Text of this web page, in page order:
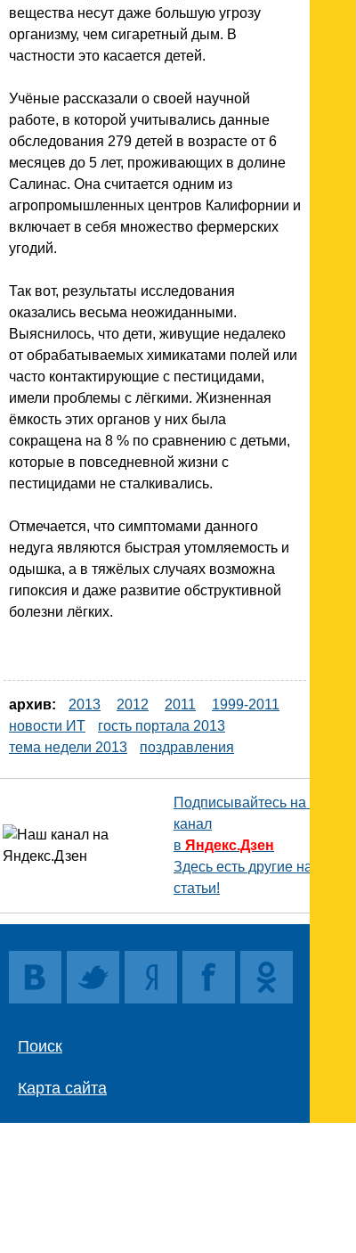
вещества несут даже большую угрозу
организму, чем сигаретный дым. В
частности это касается детей.
Учёные рассказали о своей научной
работе, в которой учитывались данные
обследования 279 детей в возрасте от 6
месяцев до 5 лет, проживающих в долине
Салинас. Она считается одним из
агропромышленных центров Калифорнии и
включает в себя множество фермерских
угодий.
Так вот, результаты исследования
оказались весьма неожиданными.
Выяснилось, что дети, живущие недалеко
от обрабатываемых химикатами полей или
часто контактирующие с пестицидами,
имели проблемы с лёгкими. Жизненная
ёмкость этих органов у них была
сокращена на 8 % по сравнению с детьми,
которые в повседневной жизни с
пестицидами не сталкивались.
Отмечается, что симптомами данного
недуга являются быстрая утомляемость и
одышка, а в тяжёлых случаях возможна
гипоксия и даже развитие обструктивной
болезни лёгких.
архив: 2013 2012 2011
1999-2011
новости ИТ
гость портала 2013
тема недели 2013
поздравления
Подписывайтесь на наш
канал
в Яндекс.Дзен
Здесь есть другие наши
статьи!
Поиск
Карта сайта